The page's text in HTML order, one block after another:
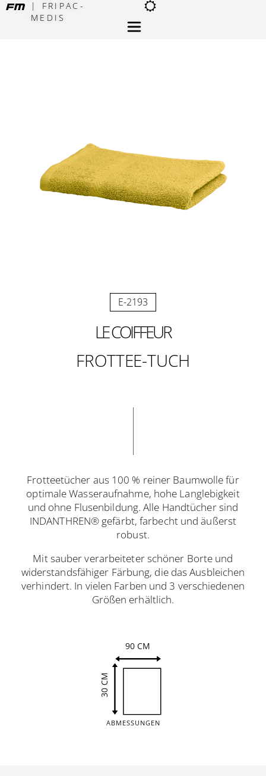
| FRIPAC-
MEDIS
E-2193
LE COIFFEUR
FROTTEE-TUCH
Frotteetücher aus 100 % reiner Baumwolle für
optimale Wasseraufnahme, hohe Langlebigkeit
und ohne Flusenbildung. Alle Handtücher sind
INDANTHREN® gefärbt, farbecht und äußerst
robust.
Mit sauber verarbeiteter schöner Borte und
widerstandsfähiger Färbung, die das Ausbleichen
verhindert. In vielen Farben und 3 verschiedenen
Größen erhältlich.
30 CM
90 CM
ABMESSUNGEN